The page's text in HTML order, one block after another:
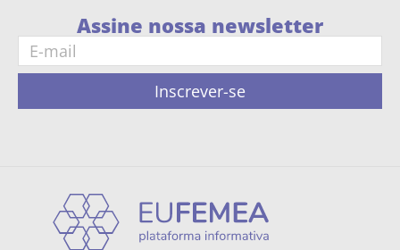
Assine nossa newsletter
Inscrever-se